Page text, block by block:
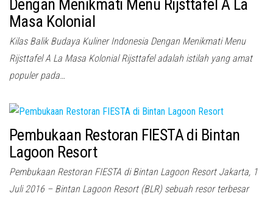
Dengan Menikmati Menu Rijsttafel A La
Masa Kolonial
Kilas Balik Budaya Kuliner Indonesia Dengan Menikmati Menu
Rijsttafel A La Masa Kolonial Rijsttafel adalah istilah yang amat
populer pada…
Pembukaan Restoran FIESTA di Bintan
Lagoon Resort
Pembukaan Restoran FIESTA di Bintan Lagoon Resort Jakarta, 1
Juli 2016 – Bintan Lagoon Resort (BLR) sebuah resor terbesar